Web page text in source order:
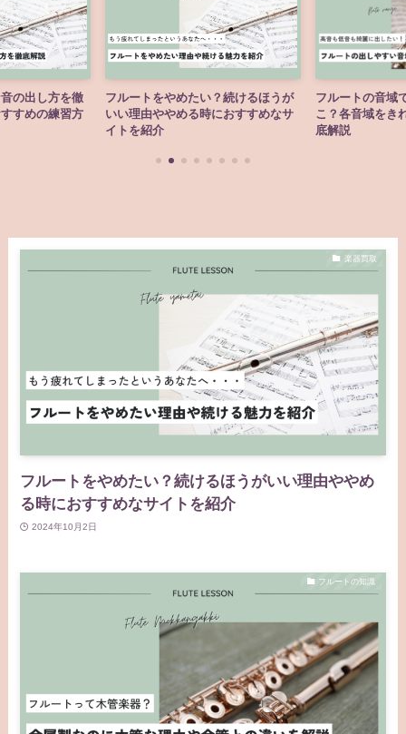
の出し方を徹
すめの練習方
フルートをやめたい？続けるほうが
いい理由ややめる時におすすめなサ
イトを紹介
フルートの音域
こ？各音域をき
底解説
楽器買取
フルートをやめたい？続けるほうがいい理由ややめ
る時におすすめなサイトを紹介
2024年10月2日
フルートの知識